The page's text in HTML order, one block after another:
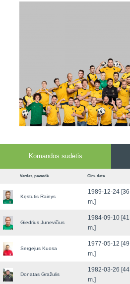
Komandos sudėtis
Vardas, pavardė Gim. data
Kęstutis Rainys
1989-12-24 [36
m.]
Giedrius Junevičius
1984-09-10 [41
m.]
Sergejus Kuosa
1977-05-12 [49
m.]
Donatas Gražulis
1982-03-26 [44
m.]